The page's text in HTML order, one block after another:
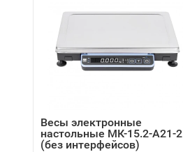
Весы электронные
настольные МК-15.2-А21-2
(без интерфейсов)